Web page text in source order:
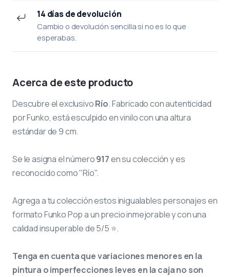
14 días de devolución
Cambio o devolución sencilla si no es lo que
esperabas.
Acerca de este producto
Descubre el exclusivoRío. Fabricado con autenticidad
por Funko, está esculpido en vinilo con una altura
estándar de 9 cm.
Se le asigna el número917en su colección y es
reconocido como "Río".
Agrega a tu colección estos inigualables personajes en
formato Funko Pop a un precio inmejorable y con una
calidad insuperable de 5/5 ⭐.
Tenga en cuenta que variaciones menores en la
pintura o imperfecciones leves en la caja no son